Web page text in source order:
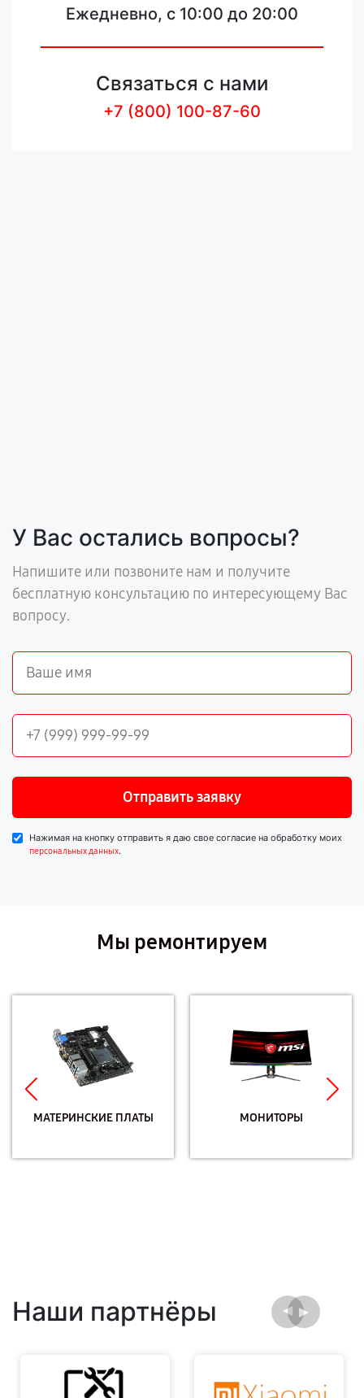
Ежедневно, с 10:00 до 20:00
Связаться с нами
+7 (800) 100-87-60
У Вас остались вопросы?
Напишите или позвоните нам и получите
бесплатную консультацию по интересующему Вас
вопросу.
Отправить заявку
Нажимая на кнопку отправить я даю свое согласие на обработку моих
персональных данных.
Мы ремонтируем
МАТЕРИНСКИЕ ПЛАТЫ МОНИТОРЫ
Наши партнёры